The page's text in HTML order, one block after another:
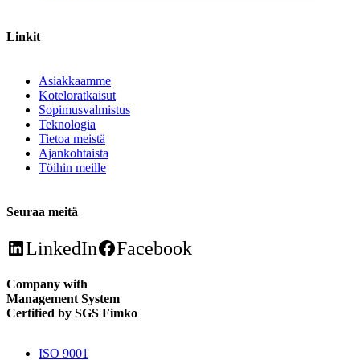
Linkit
Asiakkaamme
Koteloratkaisut
Sopimusvalmistus
Teknologia
Tietoa meistä
Ajankohtaista
Töihin meille
Seuraa meitä
LinkedIn Facebook
Company with
Management System
Certified by SGS Fimko
ISO 9001